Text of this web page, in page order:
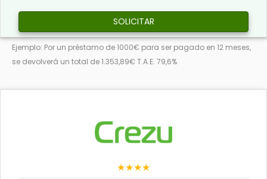
SOLICITAR
Ejemplo: Por un préstamo de 1000€ para ser pagado en 12 meses,
se devolverá un total de 1.353,89€ T.A.E. 79,6%
★★★★